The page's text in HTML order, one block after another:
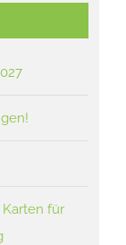
für